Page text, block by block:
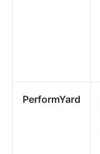
PerformYard